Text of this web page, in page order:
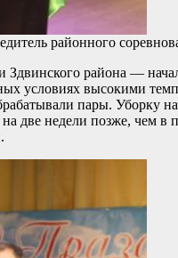
районного
Здвинского района —
условиях высокими
пары. Уборку
две недели позже, чем